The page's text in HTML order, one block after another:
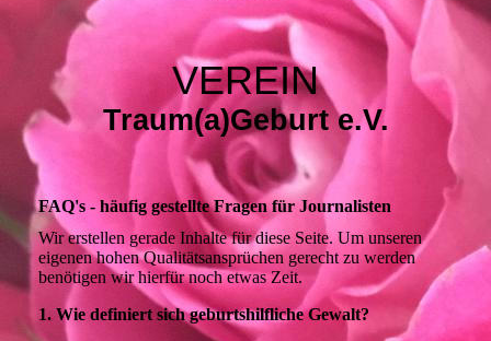
VEREIN
Traum(a)Geburt e.V.
FAQ's - häufig gestellte Fragen für Journalisten
Wir erstellen gerade Inhalte für diese Seite. Um unseren
eigenen hohen Qualitätsansprüchen gerecht zu werden
benötigen wir hierfür noch etwas Zeit.
1. Wie definiert sich geburtshilfliche Gewalt?